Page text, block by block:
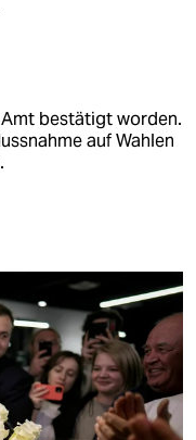
bestätigt worden.
auf Wahlen